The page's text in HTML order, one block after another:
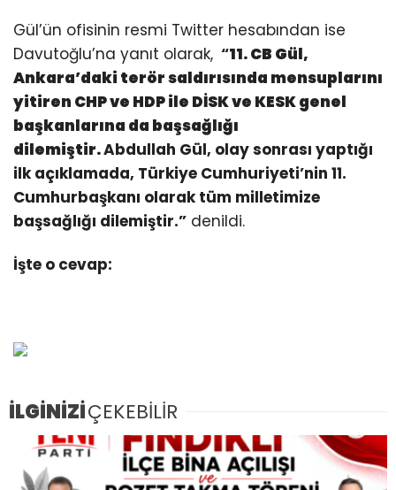
Gül’ün ofisinin resmi Twitter hesabından ise
Davutoğlu’na yanıt olarak, “11. CB Gül,
Ankara’daki terör saldırısında mensuplarını
yitiren CHP ve HDP ile DİSK ve KESK genel
başkanlarına da başsağlığı
dilemiştir.Abdullah Gül, olay sonrası yaptığı
ilk açıklamada, Türkiye Cumhuriyeti’nin 11.
Cumhurbaşkanı olarak tüm milletimize
başsağlığı dilemiştir.” denildi.
İşte o cevap:
İLGİNİZİÇEKEBİLİR